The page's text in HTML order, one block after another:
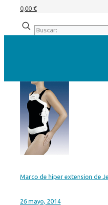
0,00 €
Marco de hiper extension de
26 mayo, 2014